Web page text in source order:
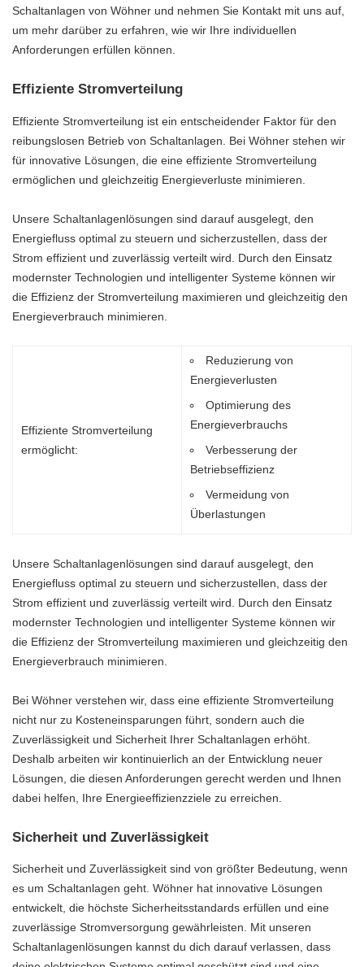
Schaltanlagen von Wöhner und nehmen Sie Kontakt mit uns auf,
um mehr darüber zu erfahren, wie wir Ihre individuellen
Anforderungen erfüllen können.
Effiziente Stromverteilung
Effiziente Stromverteilung ist ein entscheidender Faktor für den
reibungslosen Betrieb von Schaltanlagen. Bei Wöhner stehen wir
für innovative Lösungen, die eine effiziente Stromverteilung
ermöglichen und gleichzeitig Energieverluste minimieren.
Unsere Schaltanlagenlösungen sind darauf ausgelegt, den
Energiefluss optimal zu steuern und sicherzustellen, dass der
Strom effizient und zuverlässig verteilt wird. Durch den Einsatz
modernster Technologien und intelligenter Systeme können wir
die Effizienz der Stromverteilung maximieren und gleichzeitig den
Energieverbrauch minimieren.
Effiziente Stromverteilung
ermöglicht:
Reduzierung von
Energieverlusten
Optimierung des
Energieverbrauchs
Verbesserung der
Betriebseffizienz
Vermeidung von
Überlastungen
Unsere Schaltanlagenlösungen sind darauf ausgelegt, den
Energiefluss optimal zu steuern und sicherzustellen, dass der
Strom effizient und zuverlässig verteilt wird. Durch den Einsatz
modernster Technologien und intelligenter Systeme können wir
die Effizienz der Stromverteilung maximieren und gleichzeitig den
Energieverbrauch minimieren.
Bei Wöhner verstehen wir, dass eine effiziente Stromverteilung
nicht nur zu Kosteneinsparungen führt, sondern auch die
Zuverlässigkeit und Sicherheit Ihrer Schaltanlagen erhöht.
Deshalb arbeiten wir kontinuierlich an der Entwicklung neuer
Lösungen, die diesen Anforderungen gerecht werden und Ihnen
dabei helfen, Ihre Energieeffizienzziele zu erreichen.
Sicherheit und Zuverlässigkeit
Sicherheit und Zuverlässigkeit sind von größter Bedeutung, wenn
es um Schaltanlagen geht. Wöhner hat innovative Lösungen
entwickelt, die höchste Sicherheitsstandards erfüllen und eine
zuverlässige Stromversorgung gewährleisten. Mit unseren
Schaltanlagenlösungen kannst du dich darauf verlassen, dass